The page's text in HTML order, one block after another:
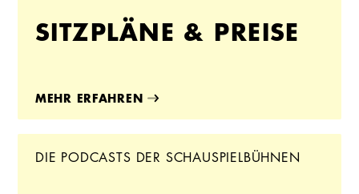
SITZPLÄNE & PREISE
MEHR ERFAHREN
DIE PODCASTS DER SCHAUSPIELBÜHNEN